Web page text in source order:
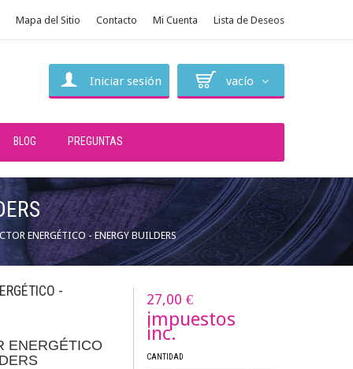
Mapa del Sitio Contacto Mi Cuenta Lista de Deseos
vacío
Iniciar sesión
BLOG PREGUNTAS
ENERGÉTICO - ENERGY BUILDERS
-
ENERGÉTICO
27,00 €
impuestos
inc.
CANTIDAD